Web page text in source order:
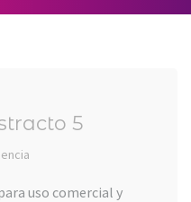
5
uso comercial y